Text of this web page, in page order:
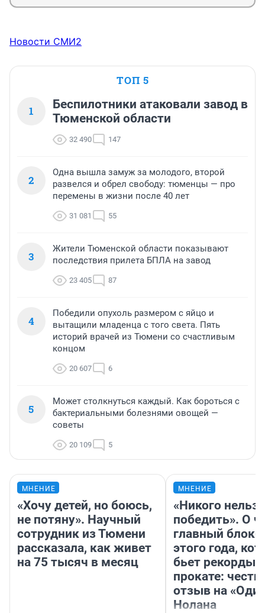
Новости СМИ2
ТОП 5
1
Беспилотники атаковали завод в
Тюменской области
32 490 147
2
Одна вышла замуж за молодого, второй
развелся и обрел свободу: тюменцы — про
перемены в жизни после 40 лет
31 081 55
3
Жители Тюменской области показывают
последствия прилета БПЛА на завод
23 405 87
4
Победили опухоль размером с яйцо и
вытащили младенца с того света. Пять
историй врачей из Тюмени со счастливым
концом
20 607 6
5
Может столкнуться каждый. Как бороться с
бактериальными болезнями овощей —
советы
20 109 5
МНЕНИЕ
«Хочу детей, но боюсь,
не потяну». Научный
сотрудник из Тюмени
рассказала, как живет
на 75 тысяч в месяц
МНЕНИЕ
«Никого нельзя
победить». О
главный
этого года,
бьет рекорды в
прокате:
отзыв на
Нолана